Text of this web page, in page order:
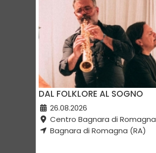
DAL FOLKLORE AL SOGNO
26.08.2026
Centro Bagnara di Romagna
Bagnara di Romagna (RA)